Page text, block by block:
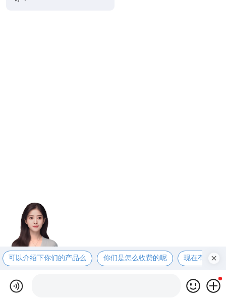
可以介绍下你们的产品么 你们是怎么收费的呢 现在有优惠